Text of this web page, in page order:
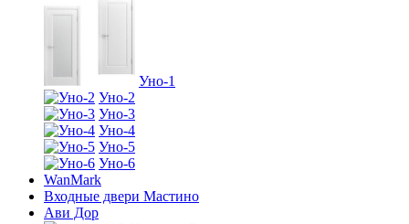
Уно-1
Уно-2
Уно-3
Уно-4
Уно-5
Уно-6
WanMark
Входные двери Мастино
Ави Дор